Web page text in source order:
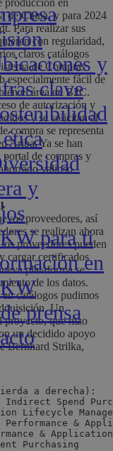
y
clave
y
para ti
en
prensa
producción en
de China, y para 2024
Para realizar sus
con regularidad,
claros catálogos
de Compras
especialmente fácil de
el área de B2C.
de autorización y
y se solicitan al
compra se representa
Ariba. Ya se han
portal de compras y
valioso
proveedores, así
se realizan ahora
proveedores pueden
cargar certificados
plataforma se
de los datos.
catálogos pudimos
Un
proyecto, que hizo
un decidido apoyo
Bernhard Strilka,
a derecha):
Spend
Lifecycle
&
&
Purchasing